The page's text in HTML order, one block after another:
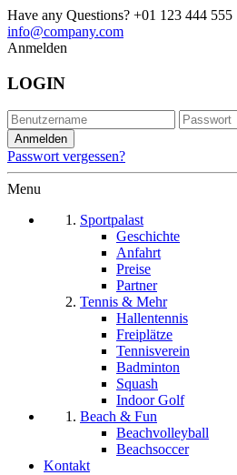
Have any Questions? +01 123 444 555
info@company.com
Anmelden
LOGIN
Passwort vergessen?
Menu
Sportpalast
Geschichte
Anfahrt
Preise
Partner
Tennis & Mehr
Hallentennis
Freiplätze
Tennisverein
Badminton
Squash
Indoor Golf
Beach & Fun
Beachvolleyball
Beachsoccer
Kontakt